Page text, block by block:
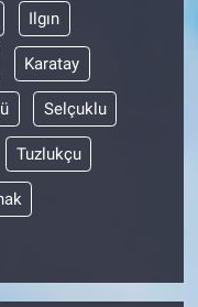
Ilgın
Karatay
Selçuklu
Tuzlukçu